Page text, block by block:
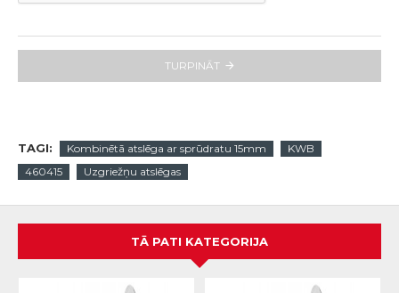
TURPINĀT
TAGI: Kombinētā atslēga ar sprūdratu 15mm
KWB
460415
Uzgriežņu atslēgas
TĀ PATI KATEGORIJA